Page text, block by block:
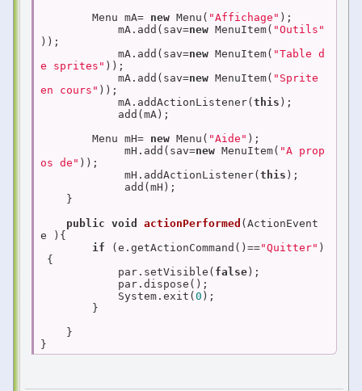
Menu mA= new Menu( "Affichage" );
mA.add(sav=new MenuItem( "Outils"
));
mA.add(sav=new MenuItem( "Table d
e sprites" ));
mA.add(sav=new MenuItem( "Sprite
en cours" ));
mA.addActionListener( this );
add(mA);
Menu mH= new Menu( "Aide" );
mH.add(sav=new MenuItem( "A prop
os de" ));
mH.addActionListener( this );
add(mH);
}
public void actionPerformed (ActionEvent
e ) {
if (e.getActionCommand()=="Quitter" )
{
par.setVisible( false );
par.dispose();
System.exit( 0 );
}
}
}